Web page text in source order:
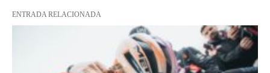
ENTRADA RELACIONADA